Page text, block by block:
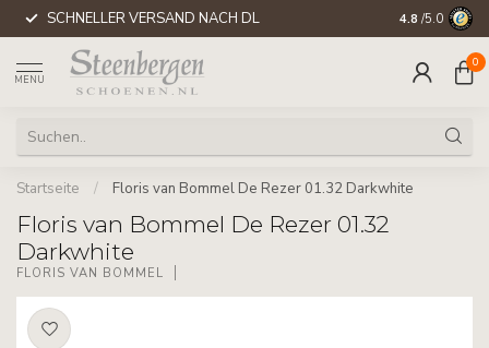
SCHNELLER VERSAND NACH DL GUTHABEN
4.8 /5.0
MENU
0
Startseite / Floris van Bommel De Rezer 01.32 Darkwhite
Floris van Bommel De Rezer 01.32
Darkwhite
FLORIS VAN BOMMEL